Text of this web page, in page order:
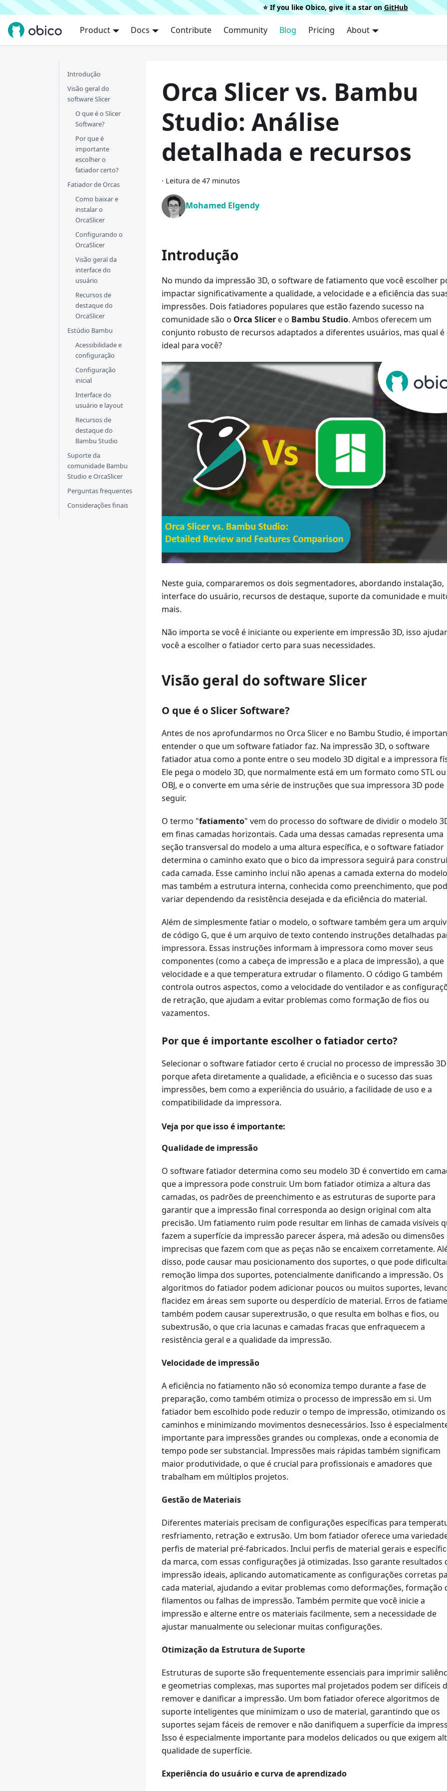
⭐️ If you like Obico, give it a star on GitHub
Product Docs Contribute Community Blog Pricing About
Introdução
Visão geral do
software Slicer
O que é o Slicer
Software?
Por que é
importante
escolher o
fatiador certo?
Fatiador de Orcas
Como baixar e
instalar o
OrcaSlicer
Configurando o
OrcaSlicer
Visão geral da
interface do
usuário
Recursos de
destaque do
OrcaSlicer
Estúdio Bambu
Acessibilidade e
configuração
Configuração
inicial
Interface do
usuário e layout
Recursos de
destaque do
Bambu Studio
Suporte da
comunidade Bambu
Studio e OrcaSlicer
Perguntas frequentes
Considerações finais
Orca Slicer vs. Bambu
Studio: Análise
detalhada e recursos
· Leitura de 47 minutos
Mohamed Elgendy
Introdução
No mundo da impressão 3D, o software de fatiamento que você escolher
impactar significativamente a qualidade, a velocidade e a eficiência das
impressões. Dois fatiadores populares que estão fazendo sucesso na
comunidade são o Orca Slicere o Bambu Studio. Ambos oferecem um
conjunto robusto de recursos adaptados a diferentes usuários, mas qual é
ideal para você?
Neste guia, compararemos os dois segmentadores, abordando instalação,
interface do usuário, recursos de destaque, suporte da comunidade e
mais.
Não importa se você é iniciante ou experiente em impressão 3D, isso
você a escolher o fatiador certo para suas necessidades.
Visão geral do software Slicer
O que é o Slicer Software?
Antes de nos aprofundarmos no Orca Slicer e no Bambu Studio, é
entender o que um software fatiador faz. Na impressão 3D, o software
fatiador atua como a ponte entre o seu modelo 3D digital e a impressora
Ele pega o modelo 3D, que normalmente está em um formato como STL ou
OBJ, e o converte em uma série de instruções que sua impressora 3D pode
seguir.
O termo "fatiamento" vem do processo do software de dividir o modelo
em finas camadas horizontais. Cada uma dessas camadas representa uma
seção transversal do modelo a uma altura específica, e o software fatiador
determina o caminho exato que o bico da impressora seguirá para
cada camada. Esse caminho inclui não apenas a camada externa do
mas também a estrutura interna, conhecida como preenchimento, que
variar dependendo da resistência desejada e da eficiência do material.
Além de simplesmente fatiar o modelo, o software também gera um
de código G, que é um arquivo de texto contendo instruções detalhadas
impressora. Essas instruções informam à impressora como mover seus
componentes (como a cabeça de impressão e a placa de impressão), a que
velocidade e a que temperatura extrudar o filamento. O código G também
controla outros aspectos, como a velocidade do ventilador e as
de retração, que ajudam a evitar problemas como formação de fios ou
vazamentos.
Por que é importante escolher o fatiador certo?
Selecionar o software fatiador certo é crucial no processo de impressão 3D
porque afeta diretamente a qualidade, a eficiência e o sucesso das suas
impressões, bem como a experiência do usuário, a facilidade de uso e a
compatibilidade da impressora.
Veja por que isso é importante:
Qualidade de impressão
O software fatiador determina como seu modelo 3D é convertido em
que a impressora pode construir. Um bom fatiador otimiza a altura das
camadas, os padrões de preenchimento e as estruturas de suporte para
garantir que a impressão final corresponda ao design original com alta
precisão. Um fatiamento ruim pode resultar em linhas de camada visíveis
fazem a superfície da impressão parecer áspera, má adesão ou dimensões
imprecisas que fazem com que as peças não se encaixem corretamente.
disso, pode causar mau posicionamento dos suportes, o que pode
remoção limpa dos suportes, potencialmente danificando a impressão. Os
algoritmos do fatiador podem adicionar poucos ou muitos suportes,
flacidez em áreas sem suporte ou desperdício de material. Erros de
também podem causar superextrusão, o que resulta em bolhas e fios, ou
subextrusão, o que cria lacunas e camadas fracas que enfraquecem a
resistência geral e a qualidade da impressão.
Velocidade de impressão
A eficiência no fatiamento não só economiza tempo durante a fase de
preparação, como também otimiza o processo de impressão em si. Um
fatiador bem escolhido pode reduzir o tempo de impressão, otimizando os
caminhos e minimizando movimentos desnecessários. Isso é
importante para impressões grandes ou complexas, onde a economia de
tempo pode ser substancial. Impressões mais rápidas também significam
maior produtividade, o que é crucial para profissionais e amadores que
trabalham em múltiplos projetos.
Gestão de Materiais
Diferentes materiais precisam de configurações específicas para
resfriamento, retração e extrusão. Um bom fatiador oferece uma
perfis de material pré-fabricados. Inclui perfis de material gerais e
da marca, com essas configurações já otimizadas. Isso garante resultados
impressão ideais, aplicando automaticamente as configurações corretas
cada material, ajudando a evitar problemas como deformações, formação
filamentos ou falhas de impressão. Também permite que você inicie a
impressão e alterne entre os materiais facilmente, sem a necessidade de
ajustar manualmente ou selecionar muitas configurações.
Otimização da Estrutura de Suporte
Estruturas de suporte são frequentemente essenciais para imprimir
e geometrias complexas, mas suportes mal projetados podem ser difíceis
remover e danificar a impressão. Um bom fatiador oferece algoritmos de
suporte inteligentes que minimizam o uso de material, garantindo que os
suportes sejam fáceis de remover e não danifiquem a superfície da
Isso é especialmente importante para modelos delicados ou que exigem
qualidade de superfície.
Experiência do usuário e curva de aprendizado